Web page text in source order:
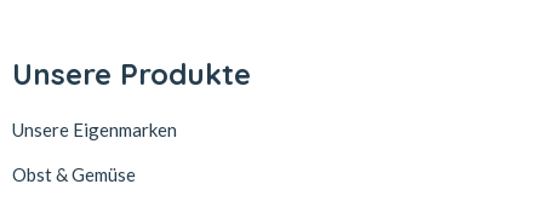
Unsere Produkte
Unsere Eigenmarken
Obst & Gemüse